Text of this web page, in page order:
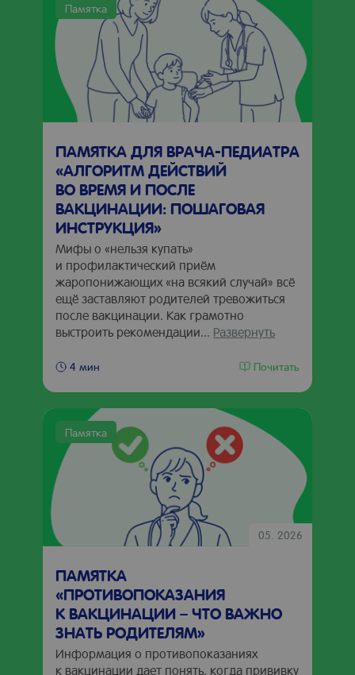
Памятка
ПАМЯТКА ДЛЯ ВРАЧА-ПЕДИАТРА
«АЛГОРИТМ ДЕЙСТВИЙ
ВО ВРЕМЯ И ПОСЛЕ
ВАКЦИНАЦИИ: ПОШАГОВАЯ
ИНСТРУКЦИЯ»
Мифы о «нельзя купать»
и профилактический приём
жаропонижающих «на всякий случай» всё
ещё заставляют родителей тревожиться
после вакцинации. Как грамотно
выстроить рекомендации... Развернуть
4 мин Почитать
Памятка
05. 2026
ПАМЯТКА
«ПРОТИВОПОКАЗАНИЯ
К ВАКЦИНАЦИИ – ЧТО ВАЖНО
ЗНАТЬ РОДИТЕЛЯМ»
Информация о противопоказаниях
к вакцинации дает понять, когда прививку